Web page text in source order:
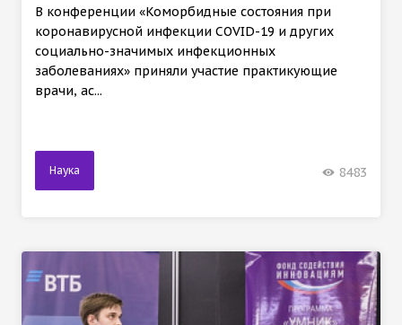
В конференции «Коморбидные состояния при
коронавирусной инфекции COVID-19 и других
социально-значимых инфекционных
заболеваниях» приняли участие практикующие
врачи, ас...
Наука 8483